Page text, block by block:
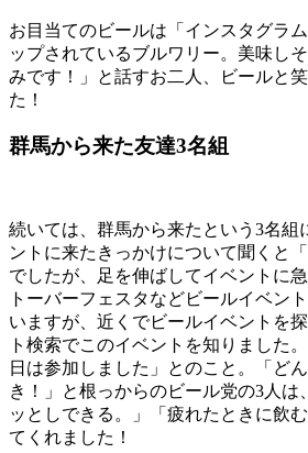
お目当てのビールは「インスタグラ
ップされているブルワリー。美味し
みです！」と話すお二人、ビールと
た！
群馬から来た友達3名組
続いては、群馬から来たという3名組
ントに来たきっかけについて聞くと
でしたが、足を伸ばしてイベントに
トーバーフェスタなどビールイベン
いますが、近くでビールイベントを
ト検索でこのイベントを知りました
日は参加しました」とのこと。「ど
き！」と根っからのビール党の3人は
ッとしできる。」「疲れたときに飲
てくれました！